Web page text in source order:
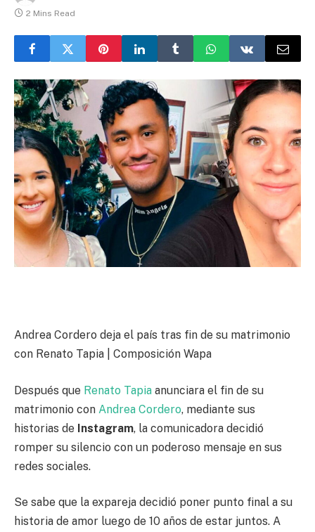
2 Mins Read
Andrea Cordero deja el país tras fin de su matrimonio
con Renato Tapia | Composición Wapa
Después que Renato Tapia anunciara el fin de su
matrimonio con Andrea Cordero, mediante sus
historias de Instagram, la comunicadora decidió
romper su silencio con un poderoso mensaje en sus
redes sociales.
Se sabe que la expareja decidió poner punto final a su
historia de amor luego de 10 años de estar juntos. A